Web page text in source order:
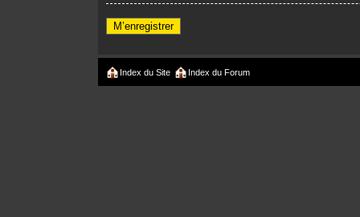
M’enregistrer
Index du Site Index du Forum